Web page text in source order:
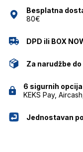
Besplatna
80€
DPD ili BOX
Za narudžbe
6 sigurnih
KEKS Pay,
Jednostavan